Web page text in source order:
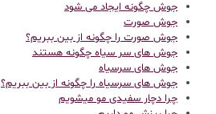
جوش چگونه ایجاد می شود
جوش صورت
جوش صورت را چگونه از بین ببریم؟
جوش های سر سیاه چگونه هستند
جوش های سرسیاه
جوش های سرسیاه را چگونه از بین ببریم؟
چرا دچار سفیدی مو میشویم